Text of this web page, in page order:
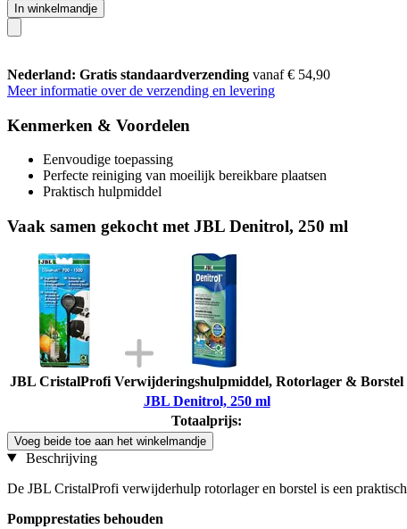
In winkelmandje
Nederland: Gratis standaardverzending vanaf € 54,90
Meer informatie over de verzending en levering
Kenmerken & Voordelen
Eenvoudige toepassing
Perfecte reiniging van moeilijk bereikbare plaatsen
Praktisch hulpmiddel
Vaak samen gekocht met JBL Denitrol, 250 ml
JBL CristalProfi Verwijderingshulpmiddel, Rotorlager & Borstel
JBL Denitrol, 250 ml
Totaalprijs:
Voeg beide toe aan het winkelmandje
Beschrijving
De JBL CristalProfi verwijderhulp rotorlager en borstel is een
Pompprestaties behouden